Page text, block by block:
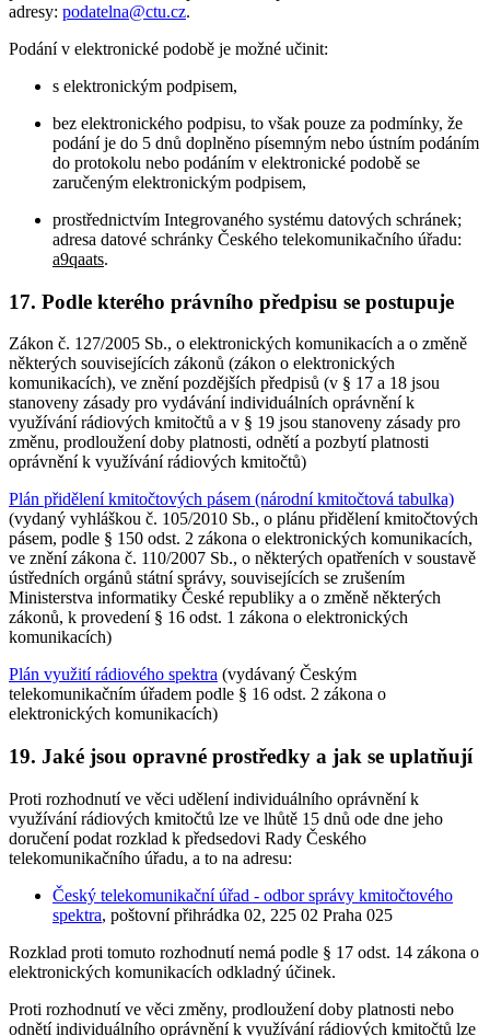
adresy: podatelna@ctu.cz.
Podání v elektronické podobě je možné učinit:
s elektronickým podpisem,
bez elektronického podpisu, to však pouze za podmínky, že
podání je do 5 dnů doplněno písemným nebo ústním podáním
do protokolu nebo podáním v elektronické podobě se
zaručeným elektronickým podpisem,
prostřednictvím Integrovaného systému datových schránek;
adresa datové schránky Českého telekomunikačního úřadu:
a9qaats.
17. Podle kterého právního předpisu se postupuje
Zákon č. 127/2005 Sb., o elektronických komunikacích a o změně
některých souvisejících zákonů (zákon o elektronických
komunikacích), ve znění pozdějších předpisů (v § 17 a 18 jsou
stanoveny zásady pro vydávání individuálních oprávnění k
využívání rádiových kmitočtů a v § 19 jsou stanoveny zásady pro
změnu, prodloužení doby platnosti, odnětí a pozbytí platnosti
oprávnění k využívání rádiových kmitočtů)
Plán přidělení kmitočtových pásem (národní kmitočtová tabulka)
(vydaný vyhláškou č. 105/2010 Sb., o plánu přidělení kmitočtových
pásem, podle § 150 odst. 2 zákona o elektronických komunikacích,
ve znění zákona č. 110/2007 Sb., o některých opatřeních v soustavě
ústředních orgánů státní správy, souvisejících se zrušením
Ministerstva informatiky České republiky a o změně některých
zákonů, k provedení § 16 odst. 1 zákona o elektronických
komunikacích)
Plán využití rádiového spektra (vydávaný Českým
telekomunikačním úřadem podle § 16 odst. 2 zákona o
elektronických komunikacích)
19. Jaké jsou opravné prostředky a jak se uplatňují
Proti rozhodnutí ve věci udělení individuálního oprávnění k
využívání rádiových kmitočtů lze ve lhůtě 15 dnů ode dne jeho
doručení podat rozklad k předsedovi Rady Českého
telekomunikačního úřadu, a to na adresu:
Český telekomunikační úřad - odbor správy kmitočtového
spektra, poštovní přihrádka 02, 225 02 Praha 025
Rozklad proti tomuto rozhodnutí nemá podle § 17 odst. 14 zákona o
elektronických komunikacích odkladný účinek.
Proti rozhodnutí ve věci změny, prodloužení doby platnosti nebo
odnětí individuálního oprávnění k využívání rádiových kmitočtů lze